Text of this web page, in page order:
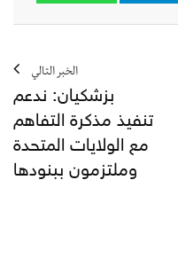
الخبر التالي
بزشكيان: ندعم
تنفيذ مذكرة التفاهم
مع الولايات المتحدة
وملتزمون ببنودها